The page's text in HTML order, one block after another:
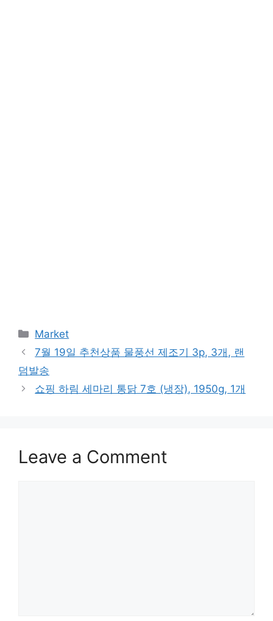
Categories
Market
7월 19일 추천상품 물풍선 제조기 3p, 3개, 랜
덤발송
쇼핑 하림 세마리 통닭 7호 (냉장), 1950g, 1개
Leave a Comment